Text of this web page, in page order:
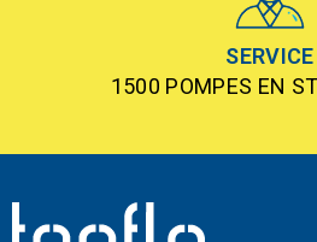
SERVICE
1500 POMPES EN